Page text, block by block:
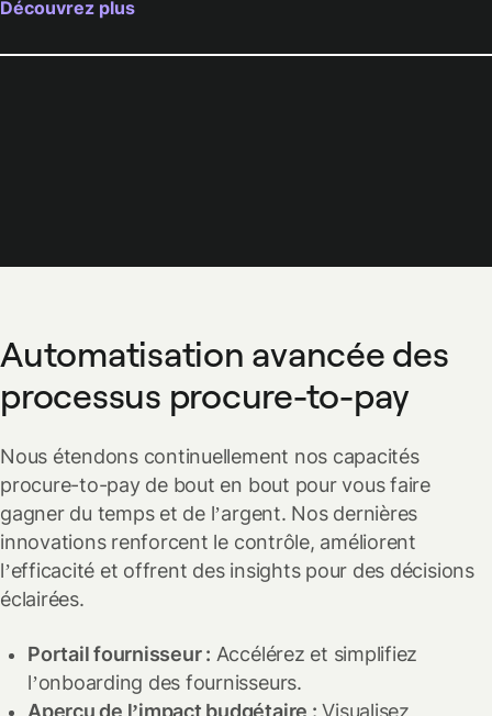
Découvrez plus
Automatisation avancée des
processus procure-to-pay
Nous étendons continuellement nos capacités
procure-to-pay de bout en bout pour vous faire
gagner du temps et de l’argent. Nos dernières
innovations renforcent le contrôle, améliorent
l’efficacité et offrent des insights pour des décisions
éclairées.
Portail fournisseur : Accélérez et simplifiez
l’onboarding des fournisseurs.
Aperçu de l’impact budgétaire : Visualisez